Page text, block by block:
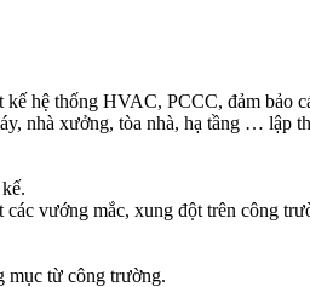
hệ thống HVAC, PCCC, đảm bảo
nhà xưởng, tòa nhà, hạ tầng … lập
vướng mắc, xung đột trên
mục từ công trường.